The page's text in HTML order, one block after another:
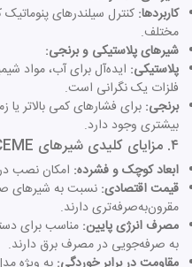
کاربردها: کنترل سیلندرهای
مختلف.
شیرهای پلاستیکی و برنجی:
پلاستیکی: ایده‌آل برای آب، مواد
فلزات یک نگرانی است.
برنجی: برای فشارهای کمی بالاتر یا
بیشتری وجود دارد.
۴. مزایای کلیدی شیرهای CEME
ابعاد کوچک و فشرده: امکان نصب
قیمت اقتصادی: نسبت به شیرهای
مقرون‌به‌صرفه‌تری دارند.
مصرف انرژی پایین: مناسب برای
به صرفه‌جویی در مصرف برق دارند.